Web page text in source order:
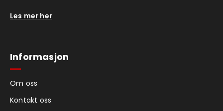
Les mer her
Informasjon
Om oss
Kontakt oss